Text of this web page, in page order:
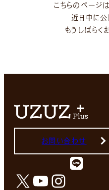
こちらのページ
近日中に公
もうしばらく
お問い合わせ
X YouTube